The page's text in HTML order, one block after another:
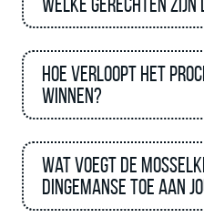
Hoe verloopt het
winnen?
Wat voegt de
Dingemanse toe aan